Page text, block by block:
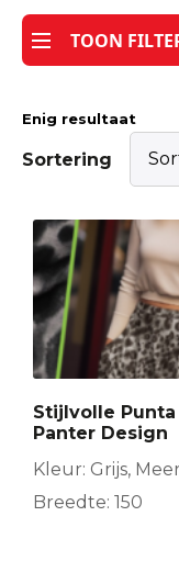
TOON
Enig resultaat
Sortering
Stijlvolle
Panter Design
Kleur: Grijs,
Breedte: 150